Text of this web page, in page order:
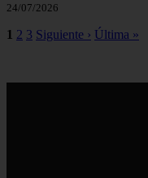
24/07/2026
1 2 3 Siguiente › Última »